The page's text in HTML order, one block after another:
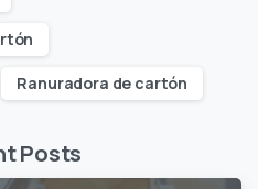
Ranuradora de cartón
Posts